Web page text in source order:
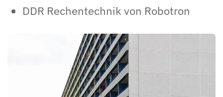
DDR Rechentechnik von Robotron